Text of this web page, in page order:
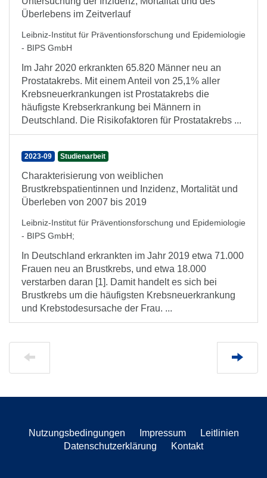
Überlebens im Zeitverlauf
Leibniz-Institut für Präventionsforschung und Epidemiologie
- BIPS GmbH
Im Jahr 2020 erkrankten 65.820 Männer neu an
Prostatakrebs. Mit einem Anteil von 25,1% aller
Krebsneuerkrankungen ist Prostatakrebs die
häufigste Krebserkrankung bei Männern in
Deutschland. Die Risikofaktoren für Prostatakrebs ...
2023-09 Studienarbeit
Charakterisierung von weiblichen
Brustkrebspatientinnen und Inzidenz, Mortalität und
Überleben von 2007 bis 2019
Leibniz-Institut für Präventionsforschung und Epidemiologie
- BIPS GmbH;
In Deutschland erkrankten im Jahr 2019 etwa 71.000
Frauen neu an Brustkrebs, und etwa 18.000
verstarben daran [1]. Damit handelt es sich bei
Brustkrebs um die häufigsten Krebsneuerkrankung
und Krebstodesursache der Frau. ...
Nutzungsbedingungen Impressum
Leitlinien
Datenschutzerklärung
Kontakt